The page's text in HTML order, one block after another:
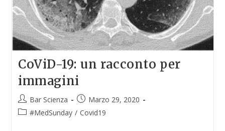
CoViD-19: un racconto per
immagini
Bar Scienza
Marzo 29, 2020
#MedSunday / Covid19